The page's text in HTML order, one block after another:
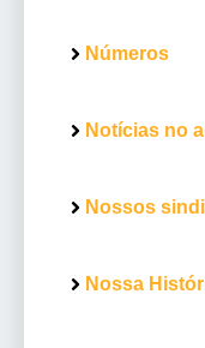
Números
Notícias no
Nossos
Nossa